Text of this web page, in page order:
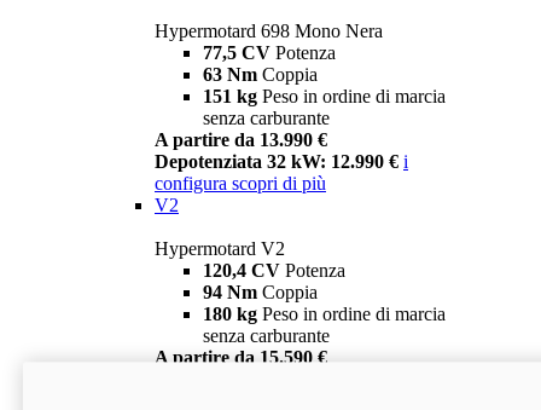
Hypermotard 698 Mono Nera
77,5 CV Potenza
63 Nm Coppia
151 kg Peso in ordine di marcia
senza carburante
A partire da 13.990 €
Depotenziata 32 kW: 12.990 € i
configura scopri di più
V2
Hypermotard V2
120,4 CV Potenza
94 Nm Coppia
180 kg Peso in ordine di marcia
senza carburante
A partire da 15.590 €